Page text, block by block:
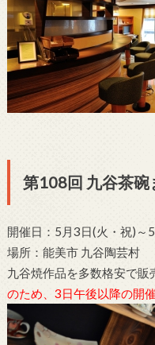
第108回 九谷茶碗
開催日：5月3日(火・祝)～
場所：能美市 九谷陶芸村
九谷焼作品を多数格安で販
のため、3日午後以降の開